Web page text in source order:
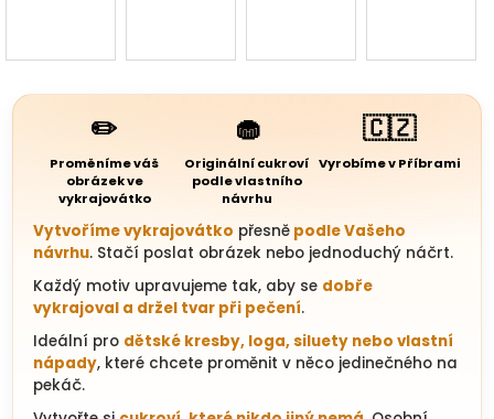
nás
✏️
Proměníme váš
obrázek ve
vykrajovátko
🧁
Originální cukroví
podle vlastního
návrhu
🇨🇿
Vyrobíme v Příbrami
Vytvoříme vykrajovátko přesně podle Vašeho
návrhu. Stačí poslat obrázek nebo jednoduchý náčrt.
Každý motiv upravujeme tak, aby se dobře
vykrajoval a držel tvar při pečení.
Ideální pro dětské kresby, loga, siluety nebo vlastní
nápady, které chcete proměnit v něco jedinečného na
pekáč.